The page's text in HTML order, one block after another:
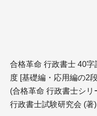
合格革命 行政書士 40
度 [基礎編・応用編の2
(合格革命 行政書士シリ
行政書士試験研究会 (著)